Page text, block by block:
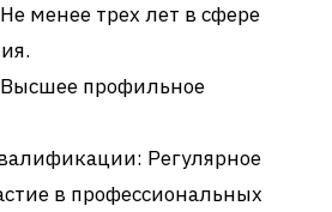
менее трех лет в сфере
профильное
Регулярное
в профессиональных